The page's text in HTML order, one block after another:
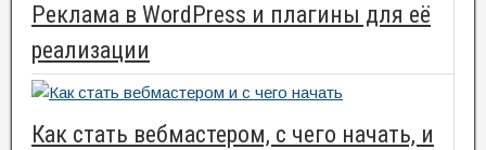
Реклама в WordPress и плагины для её
реализации
Как стать вебмастером, с чего начать, и